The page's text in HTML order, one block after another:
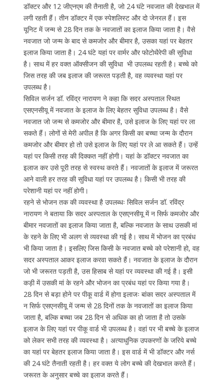
डॉक्टर और 12 जीएनएम की तैनाती है, जो 24 घंटे नवजात की देखभाल में
लगी रहती हैं। तीन डॉक्टर में एक स्पेशलिस्ट और दो जेनरल हैं। इस
यूनिट में जन्म से 28 दिन तक के नवजातों का इलाज किया जाता है। वैसे
नवजात जो जन्म के बाद से कमजोर और बीमार है, उसका यहां पर बेहतर
इलाज किया जाता है। 24 घंटे यहां पर वार्मर और फोटोथैरेपी की सुविधा
है। साथ में हर वक्त ऑक्सीजन की सुविधा भी उपलब्ध रहती है। बच्चे को
जिस तरह की जब इलाज की जरूरत पड़ती है, वह व्यवस्था यहां पर
उपलब्ध है।
सिविल सर्जन डॉ. रविंद्र नारायण ने कहा कि सदर अस्पताल स्थित
एसएनसीयू में नवजात के इलाज के लिए बेहतर सुविधा उपलब्ध है। वैसे
नवजात जो जन्म से कमजोर और बीमार है, उसे इलाज के लिए यहां पर ला
सकते हैं। लोगों से मेरी अपील है कि अगर किसी का बच्चा जन्म के दौरान
कमजोर और बीमार हो तो उसे इलाज के लिए यहां पर ले आ सकते हैं। उन्हें
यहां पर किसी तरह की दिक्कत नहीं होगी। यहां के डॉक्टर नवजात का
इलाज कर उसे पूरी तरह से स्वस्थ करते हैं। नवजातों के इलाज में जरूरत
आने वाली हर तरह की सुविधा यहां पर उपलब्ध है। किसी भी तरह की
परेशानी यहां पर नहीं होगी।
रहने से भोजन तक की व्यवस्था है उपलब्धः सिविल सर्जन डॉ. रविंद्र
नारायण ने बताया कि सदर अस्पताल के एसएनसीयू में न सिर्फ कमजोर और
बीमार नवजातों का इलाज किया जाता है, बल्कि नवजात के साथ उसकी मां
के रहने के लिए भी अलग से व्यवस्था की गई है। साथ में भोजन का प्रबंध
भी किया जाता है। इसलिए जिस किसी के नवजात बच्चे को परेशानी हो, वह
सदर अस्पताल आकर इलाज करवा सकते हैं। नवजात के इलाज के दौरान
जो भी जरूरत पड़ती है, उस हिसाब से यहां पर व्यवस्था की गई है। इसी
कड़ी में उसकी मां के रहने और भोजन का प्रबंध यहां पर किया गया है।
28 दिन से बड़ा होने पर पीकू वार्ड में होगा इलाजः बांका सदर अस्पताल में
न सिर्फ एसएनसीयू में जन्म से 28 दिनों तक के नवजातों का इलाज किया
जाता है, बल्कि बच्चा जब 28 दिन से अधिक का हो जाता है तो उसके
इलाज के लिए यहां पर पीकू वार्ड भी उपलब्ध है। वहां पर भी बच्चे के इलाज
को लेकर सभी तरह की व्यवस्था है। अत्याधुनिक उपकरणों के जरिये बच्चे
का यहां पर बेहतर इलाज किया जाता है। इस वार्ड में भी डॉक्टर और नर्स
की 24 घंटे तैनाती रहती है। हर वक्त ये लोग बच्चे की देखभाल करते हैं।
जरूरत के अनुसार बच्चे का इलाज करते हैं।